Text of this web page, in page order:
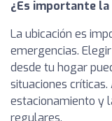
¿Es importante la
La ubicación es
emergencias.
desde tu hogar
situaciones
estacionamiento y
regulares.